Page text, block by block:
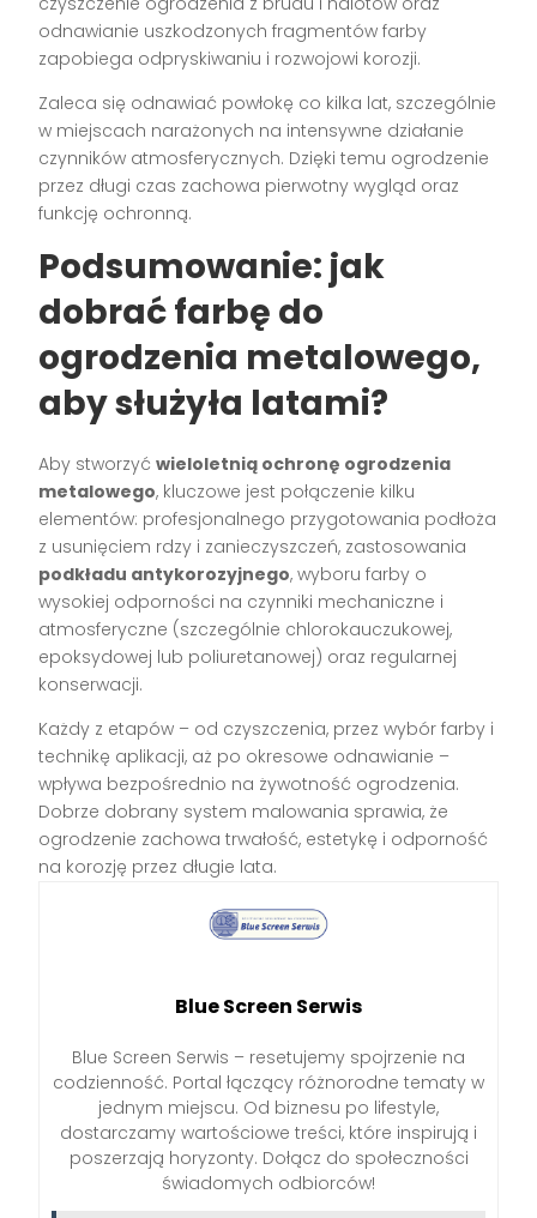
odnawianie uszkodzonych fragmentów farby
zapobiega odpryskiwaniu i rozwojowi korozji.
Zaleca się odnawiać powłokę co kilka lat, szczególnie
w miejscach narażonych na intensywne działanie
czynników atmosferycznych. Dzięki temu ogrodzenie
przez długi czas zachowa pierwotny wygląd oraz
funkcję ochronną.
Podsumowanie: jak
dobrać farbę do
ogrodzenia metalowego,
aby służyła latami?
Aby stworzyćwieloletnią ochronę ogrodzenia
metalowego, kluczowe jest połączenie kilku
elementów: profesjonalnego przygotowania podłoża
z usunięciem rdzy i zanieczyszczeń, zastosowania
podkładu antykorozyjnego, wyboru farby o
wysokiej odporności na czynniki mechaniczne i
atmosferyczne (szczególnie chlorokauczukowej,
epoksydowej lub poliuretanowej) oraz regularnej
konserwacji.
Każdy z etapów – od czyszczenia, przez wybór farby i
technikę aplikacji, aż po okresowe odnawianie –
wpływa bezpośrednio na żywotność ogrodzenia.
Dobrze dobrany system malowania sprawia, że
ogrodzenie zachowa trwałość, estetykę i odporność
na korozję przez długie lata.
Blue Screen Serwis
Blue Screen Serwis – resetujemy spojrzenie na
codzienność. Portal łączący różnorodne tematy w
jednym miejscu. Od biznesu po lifestyle,
dostarczamy wartościowe treści, które inspirują i
poszerzają horyzonty. Dołącz do społeczności
świadomych odbiorców!